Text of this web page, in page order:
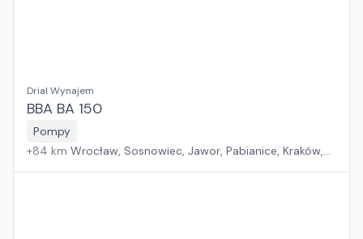
Drial Wynajem
BBA BA 150
Pompy
+84 km Wrocław, Sosnowiec, Jawor, Pabianice, Kraków,